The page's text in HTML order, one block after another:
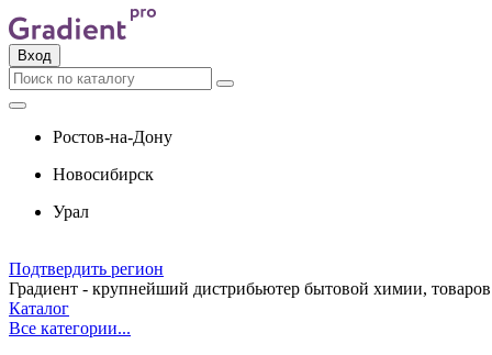
Вход
Ростов-на-Дону
Новосибирск
Урал
Подтвердить регион
Градиент - крупнейший дистрибьютер бытовой химии,
Каталог
Все категории...